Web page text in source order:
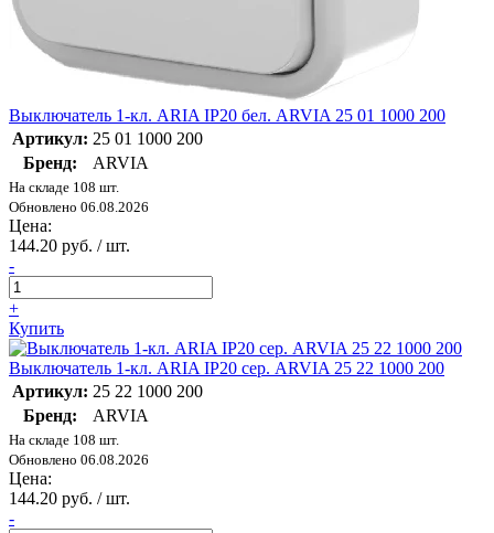
Выключатель 1-кл. ARIA IP20 бел. ARVIA 25 01 1000 200
Артикул: 25 01 1000 200
Бренд:
ARVIA
На складе 108 шт.
Обновлено 06.08.2026
Цена:
144.20 руб. / шт.
-
+
Купить
Выключатель 1-кл. ARIA IP20 сер. ARVIA 25 22 1000 200
Артикул: 25 22 1000 200
Бренд:
ARVIA
На складе 108 шт.
Обновлено 06.08.2026
Цена:
144.20 руб. / шт.
-